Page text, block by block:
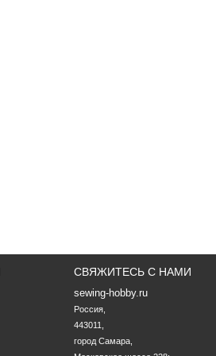
СВЯЖИТЕСЬ С НАМИ
sewing-hobby.ru
Россия,
443011,
город Самара,